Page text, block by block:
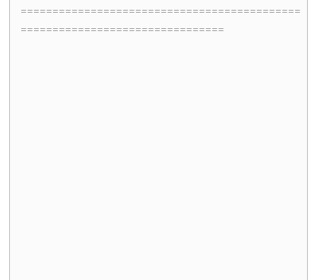
============================================
================================